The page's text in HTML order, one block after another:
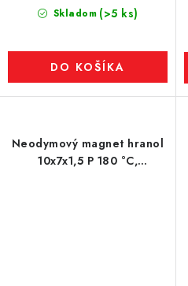
Skladom (>5 ks)
DO KOŠÍKA
Neodymový magnet hranol
10x7x1,5 P 180 °C,